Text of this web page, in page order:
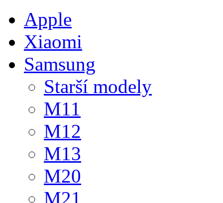
Apple
Xiaomi
Samsung
Starší modely
M11
M12
M13
M20
M21